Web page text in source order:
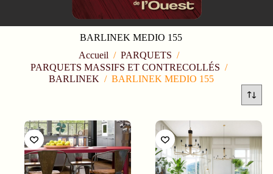
BARLINEK MEDIO 155
Accueil / PARQUETS /
PARQUETS MASSIFS ET CONTRECOLLÉS /
BARLINEK / BARLINEK MEDIO 155